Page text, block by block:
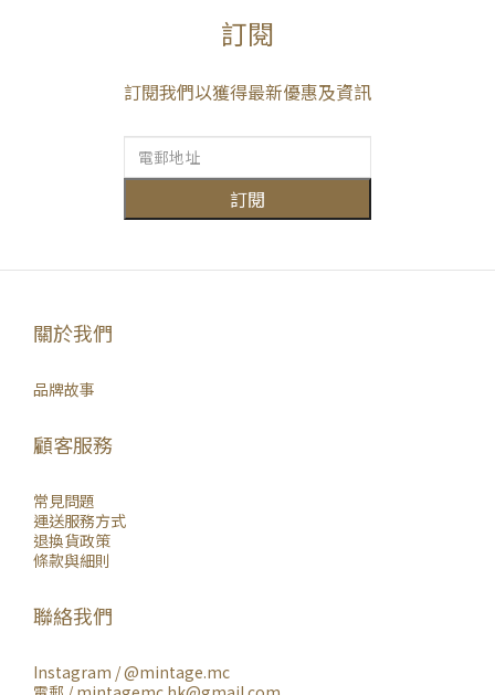
訂閱
訂閱我們以獲得最新優惠及資訊
訂閱
關於我們
品牌故事
顧客服務
常見問題
運送服務方式
退換貨政策
條款與細則
聯絡我們
Instagram /@mintage.mc